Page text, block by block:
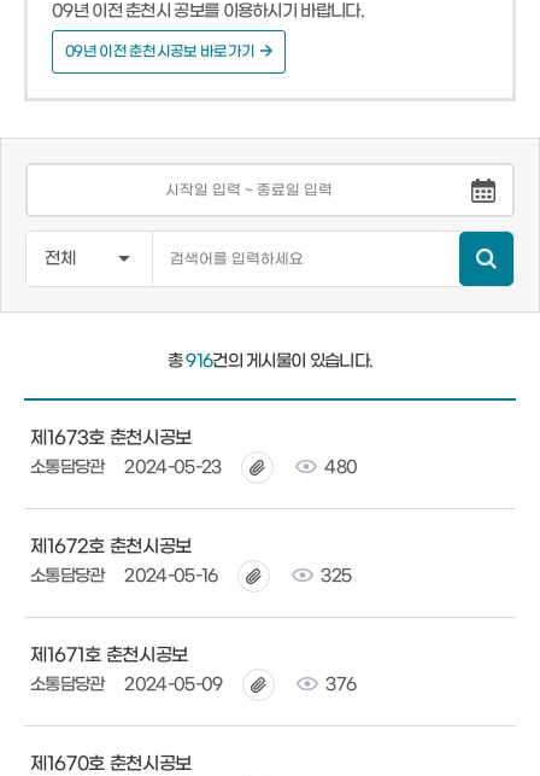
09년 이전 춘천시 공보를 이용하시기 바랍니다.
09년 이전 춘천시공보 바로가기
총916건의 게시물이 있습니다.
제1673호 춘천시공보
소통담당관 2024-05-23 480
제1672호 춘천시공보
소통담당관 2024-05-16 325
제1671호 춘천시공보
소통담당관 2024-05-09 376
제1670호 춘천시공보